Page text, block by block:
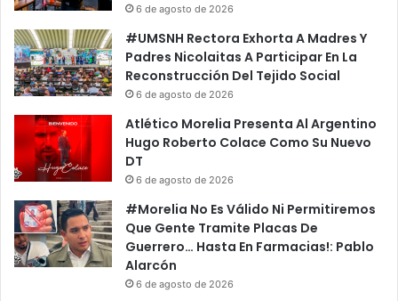
6 de agosto de 2026
#UMSNH Rectora Exhorta A Madres Y
Padres Nicolaitas A Participar En La
Reconstrucción Del Tejido Social
6 de agosto de 2026
Atlético Morelia Presenta Al Argentino
Hugo Roberto Colace Como Su Nuevo
DT
6 de agosto de 2026
#Morelia No Es Válido Ni Permitiremos
Que Gente Tramite Placas De
Guerrero… Hasta En Farmacias!: Pablo
Alarcón
6 de agosto de 2026